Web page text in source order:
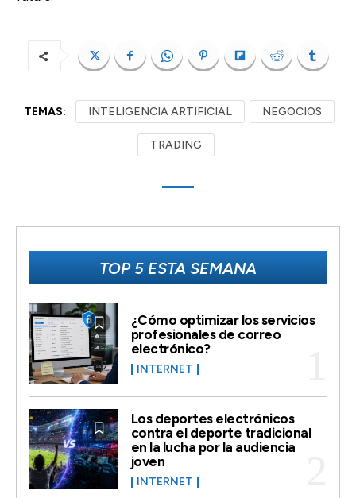
TEMAS: INTELIGENCIA ARTIFICIAL NEGOCIOS
TRADING
TOP 5 ESTA SEMANA
¿Cómo optimizar los servicios
profesionales de correo
electrónico?
INTERNET
Los deportes electrónicos
contra el deporte tradicional
en la lucha por la audiencia
joven
INTERNET